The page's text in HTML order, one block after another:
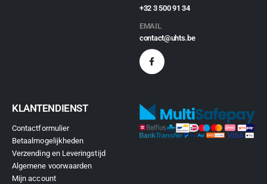
+32 3 500 91 34
EMAIL
contact@uhts.be
KLANTENDIENST
Contactformulier
Betaalmogelijkheden
Verzending en Leveringstijd
Algemene voorwaarden
Mijn account